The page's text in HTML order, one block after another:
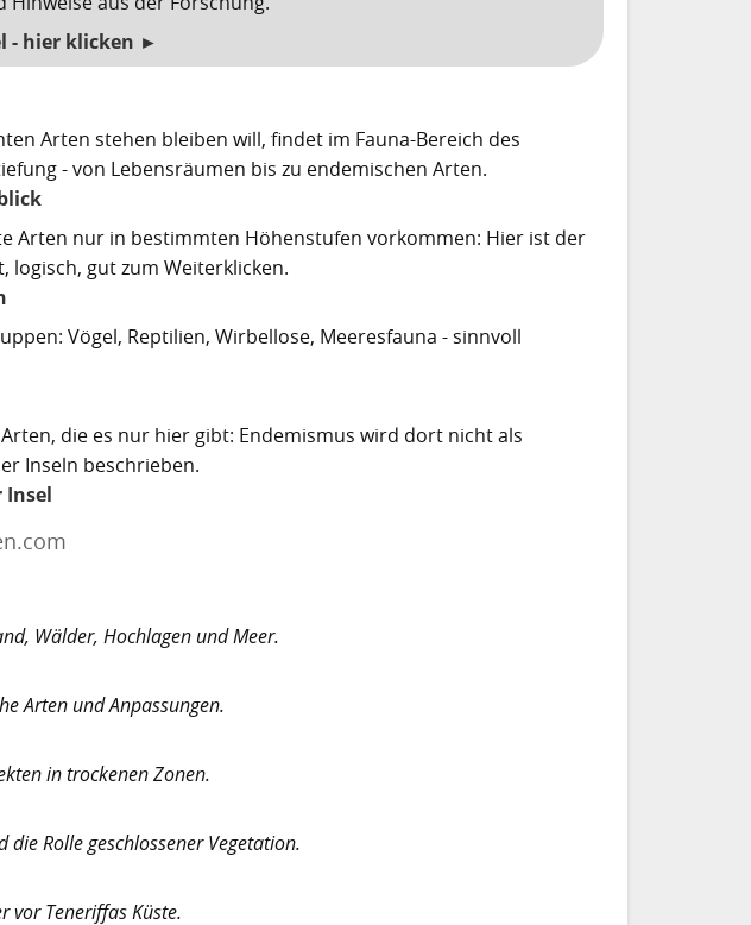
- hier klicken ►
Arten stehen bleiben will, findet im Fauna-Bereich des
- von Lebensräumen bis zu endemischen Arten.
Arten nur in bestimmten Höhenstufen vorkommen: Hier ist der
logisch, gut zum Weiterklicken.
Vögel, Reptilien, Wirbellose, Meeresfauna - sinnvoll
die es nur hier gibt: Endemismus wird dort nicht als
Inseln beschrieben.
Insel
Wälder, Hochlagen und Meer.
Arten und Anpassungen.
in trockenen Zonen.
Rolle geschlossener Vegetation.
vor Teneriffas Küste.